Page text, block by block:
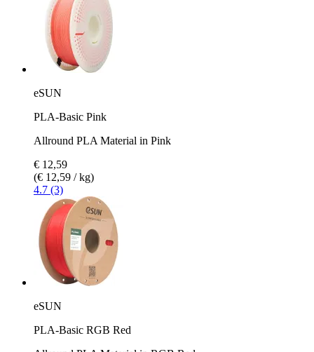
eSUN
PLA-Basic Pink
Allround PLA Material in Pink
€ 12,59
(€ 12,59 / kg)
4.7 (3)
eSUN
PLA-Basic RGB Red